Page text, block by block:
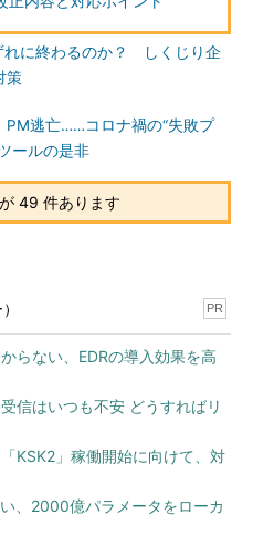
れに終わるのか？ しくじり企
策
PM逃亡……コロナ禍の“失敗プ
ールの是非
49 件あります
PR
らない、EDRの導入効果を高
信はいつも不安 どうすればリ
KSK2」稼働開始に向けて、対
、2000億パラメータをローカ